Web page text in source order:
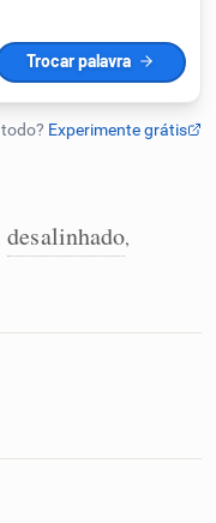
desalinhado,